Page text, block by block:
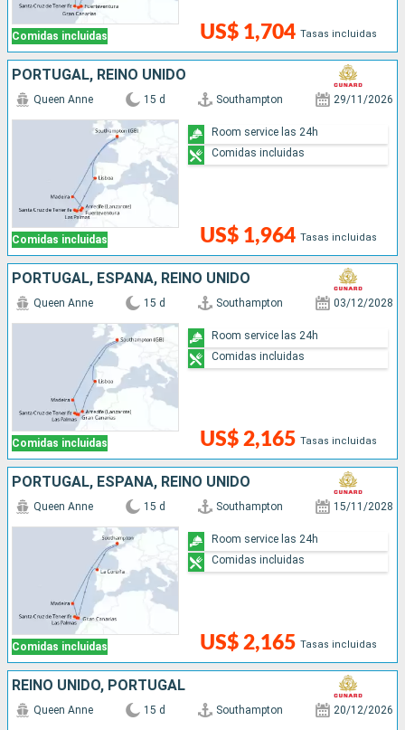
Comidas incluidas US$ 1,704 Tasas incluidas
PORTUGAL, REINO UNIDO
Comidas incluidas
Queen Anne 15 d Southampton 29/11/2026
US$ 1,964 Tasas incluidas
Room service las 24h
Comidas incluidas
PORTUGAL, ESPAÑA, REINO UNIDO
Comidas incluidas
Queen Anne 15 d Southampton 03/12/2028
US$ 2,165 Tasas incluidas
Room service las 24h
Comidas incluidas
PORTUGAL, ESPAÑA, REINO UNIDO
Comidas incluidas
Queen Anne 15 d Southampton 15/11/2028
US$ 2,165 Tasas incluidas
Room service las 24h
Comidas incluidas
REINO UNIDO, PORTUGAL
Queen Anne 15 d Southampton 20/12/2026